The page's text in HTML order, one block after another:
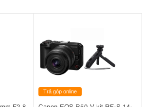
Trả góp online